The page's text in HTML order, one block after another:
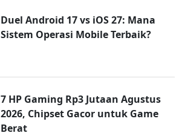
Duel Android 17 vs iOS 27: Mana
Sistem Operasi Mobile Terbaik?
7 HP Gaming Rp3 Jutaan Agustus
2026, Chipset Gacor untuk Game
Berat